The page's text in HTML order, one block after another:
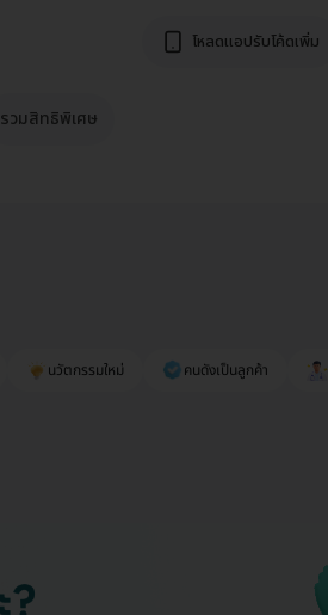
โหลดแอปรับโค้ดเพิ่ม
รวมสิทธิพิเศษ
นวัตกรรมใหม่ คนดังเป็นลูกค้า